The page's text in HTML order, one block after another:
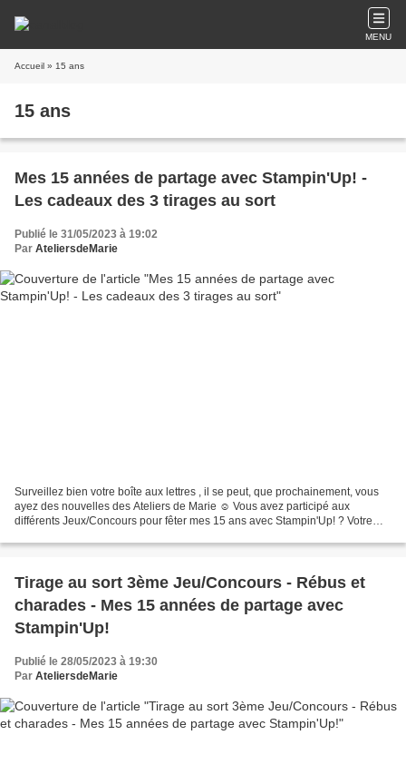
MENU
Accueil » 15 ans
15 ans
Mes 15 années de partage avec Stampin'Up! -
Les cadeaux des 3 tirages au sort
Publié le 31/05/2023 à 19:02
Par AteliersdeMarie
Surveillez bien votre boîte aux lettres , il se peut, que prochainement, vous
ayez des nouvelles des Ateliers de Marie ☺ Vous avez participé aux
différents Jeux/Concours pour fêter mes 15 ans avec Stampin'Up! ? Votre
Tirage au sort 3ème Jeu/Concours - Rébus et
charades - Mes 15 années de partage avec
Stampin'Up!
Publié le 28/05/2023 à 19:30
Par AteliersdeMarie